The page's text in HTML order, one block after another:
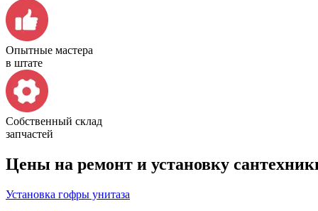
Опытные мастера
в штате
Собственный склад
запчастей
Цены на ремонт и установку
Установка гофры унитаза